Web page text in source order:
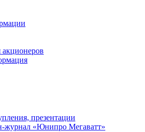
презентации
«Юнипро Мегаватт»